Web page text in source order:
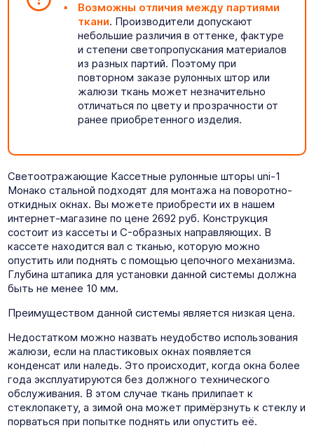
Возможны отличия между партиями
ткани. Производители допускают
небольшие различия в оттенке, фактуре
и степени светопропускания материалов
из разных партий. Поэтому при
повторном заказе рулонных штор или
жалюзи ткань может незначительно
отличаться по цвету и прозрачности от
ранее приобретенного изделия.
Светоотражающие Кассетные рулонные шторы uni-1
Монако стальной подходят для монтажа на поворотно-
откидных окнах. Вы можете приобрести их в нашем
интернет-магазине по цене 2692 руб. Конструкция
состоит из кассеты и C-образных направляющих. В
кассете находится вал с тканью, которую можно
опустить или поднять с помощью цепочного механизма.
Глубина штапика для установки данной системы должна
быть не менее 10 мм.
Преимуществом данной системы является низкая цена.
Недостатком можно назвать неудобство использования
жалюзи, если на пластиковых окнах появляется
конденсат или наледь. Это происходит, когда окна более
года эксплуатируются без должного технического
обслуживания. В этом случае ткань прилипает к
стеклопакету, а зимой она может примёрзнуть к стеклу и
порваться при попытке поднять или опустить её.